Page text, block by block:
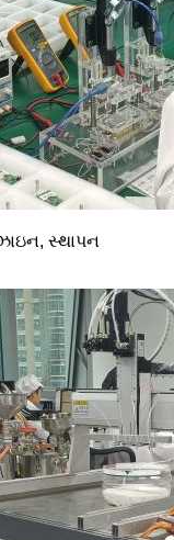
સ્થાપન